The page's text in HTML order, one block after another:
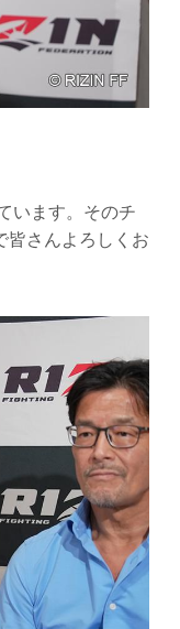
います。そのチ
皆さんよろしくお